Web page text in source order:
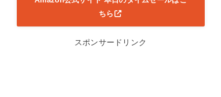
ちら
スポンサードリンク